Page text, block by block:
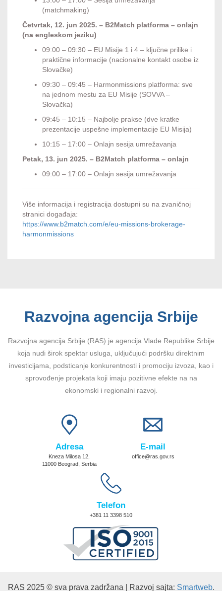
(matchmaking)
Četvrtak, 12. jun 2025. – B2Match platforma – onlajn
(na engleskom jeziku)
09:00 – 09:30 – EU Misije 1 i 4 – ključne prilike i
praktične informacije (nacionalne kontakt osobe iz
Slovačke)
09:30 – 09:45 – Harmonmissions platforma: sve
na jednom mestu za EU Misije (SOVVA –
Slovačka)
09:45 – 10:15 – Najbolje prakse (dve kratke
prezentacije uspešne implementacije EU Misija)
10:15 – 17:00 – Onlajn sesija umrežavanja
Petak, 13. jun 2025. – B2Match platforma – onlajn
09:00 – 17:00 – Onlajn sesija umrežavanja
Više informacija i registracija dostupni su na zvaničnoj
stranici događaja:
https://www.b2match.com/e/eu-missions-brokerage-
harmonmissions
Razvojna agencija Srbije
Razvojna agencija Srbije (RAS) je agencija Vlade Republike Srbije
koja nudi širok spektar usluga, uključujući podršku direktnim
investicijama, podsticanje konkurentnosti i promociju izvoza, kao i
sprovođenje projekata koji imaju pozitivne efekte na na
ekonomski i regionalni razvoj.
Adresa
Kneza Milosa 12,
11000 Beograd, Serbia
E-mail
office@ras.gov.rs
Telefon
+381 11 3398 510
RAS 2025 © sva prava zadržana | Razvoj sajta: Smartweb.